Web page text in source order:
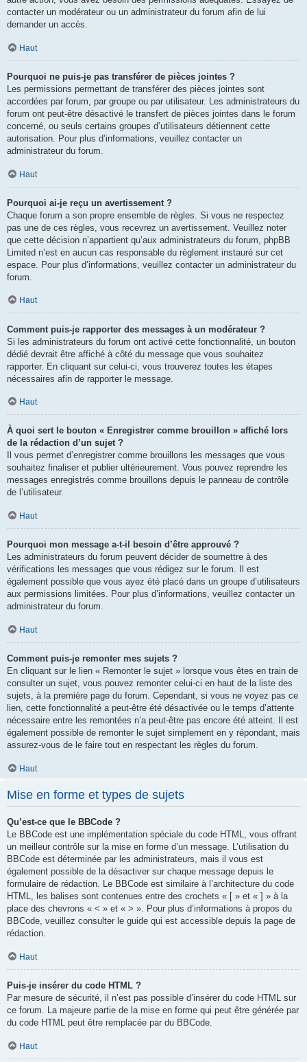
contacter un modérateur ou un administrateur du forum afin de lui
demander un accès.
Haut
Pourquoi ne puis-je pas transférer de pièces jointes ?
Les permissions permettant de transférer des pièces jointes sont
accordées par forum, par groupe ou par utilisateur. Les administrateurs du
forum ont peut-être désactivé le transfert de pièces jointes dans le forum
concerné, ou seuls certains groupes d’utilisateurs détiennent cette
autorisation. Pour plus d’informations, veuillez contacter un
administrateur du forum.
Haut
Pourquoi ai-je reçu un avertissement ?
Chaque forum a son propre ensemble de règles. Si vous ne respectez
pas une de ces règles, vous recevrez un avertissement. Veuillez noter
que cette décision n’appartient qu’aux administrateurs du forum, phpBB
Limited n’est en aucun cas responsable du règlement instauré sur cet
espace. Pour plus d’informations, veuillez contacter un administrateur du
forum.
Haut
Comment puis-je rapporter des messages à un modérateur ?
Si les administrateurs du forum ont activé cette fonctionnalité, un bouton
dédié devrait être affiché à côté du message que vous souhaitez
rapporter. En cliquant sur celui-ci, vous trouverez toutes les étapes
nécessaires afin de rapporter le message.
Haut
À quoi sert le bouton « Enregistrer comme brouillon » affiché lors
de la rédaction d’un sujet ?
Il vous permet d’enregistrer comme brouillons les messages que vous
souhaitez finaliser et publier ultérieurement. Vous pouvez reprendre les
messages enregistrés comme brouillons depuis le panneau de contrôle
de l’utilisateur.
Haut
Pourquoi mon message a-t-il besoin d’être approuvé ?
Les administrateurs du forum peuvent décider de soumettre à des
vérifications les messages que vous rédigez sur le forum. Il est
également possible que vous ayez été placé dans un groupe d’utilisateurs
aux permissions limitées. Pour plus d’informations, veuillez contacter un
administrateur du forum.
Haut
Comment puis-je remonter mes sujets ?
En cliquant sur le lien « Remonter le sujet » lorsque vous êtes en train de
consulter un sujet, vous pouvez remonter celui-ci en haut de la liste des
sujets, à la première page du forum. Cependant, si vous ne voyez pas ce
lien, cette fonctionnalité a peut-être été désactivée ou le temps d’attente
nécessaire entre les remontées n’a peut-être pas encore été atteint. Il est
également possible de remonter le sujet simplement en y répondant, mais
assurez-vous de le faire tout en respectant les règles du forum.
Haut
Mise en forme et types de sujets
Qu’est-ce que le BBCode ?
Le BBCode est une implémentation spéciale du code HTML, vous offrant
un meilleur contrôle sur la mise en forme d’un message. L’utilisation du
BBCode est déterminée par les administrateurs, mais il vous est
également possible de la désactiver sur chaque message depuis le
formulaire de rédaction. Le BBCode est similaire à l’architecture du code
HTML, les balises sont contenues entre des crochets « [ » et « ] » à la
place des chevrons « < » et « > ». Pour plus d’informations à propos du
BBCode, veuillez consulter le guide qui est accessible depuis la page de
rédaction.
Haut
Puis-je insérer du code HTML ?
Par mesure de sécurité, il n’est pas possible d’insérer du code HTML sur
ce forum. La majeure partie de la mise en forme qui peut être générée par
du code HTML peut être remplacée par du BBCode.
Haut